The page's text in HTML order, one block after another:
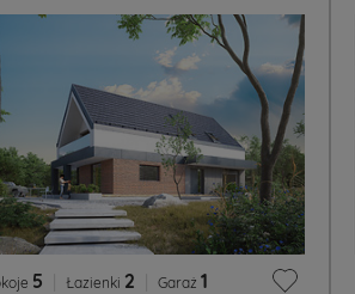
5 Łazienki 2 Garaż 1